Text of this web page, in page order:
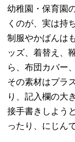
幼稚園・保育園
くのが、実は持
制服やかばんは
ッズ、着替え、
ら、布団カバー
その素材はプラ
り、記入欄の大
接手書きしよう
ったり、にじん